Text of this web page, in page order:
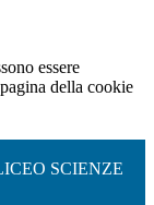
essere
della cookie
SCIENZE